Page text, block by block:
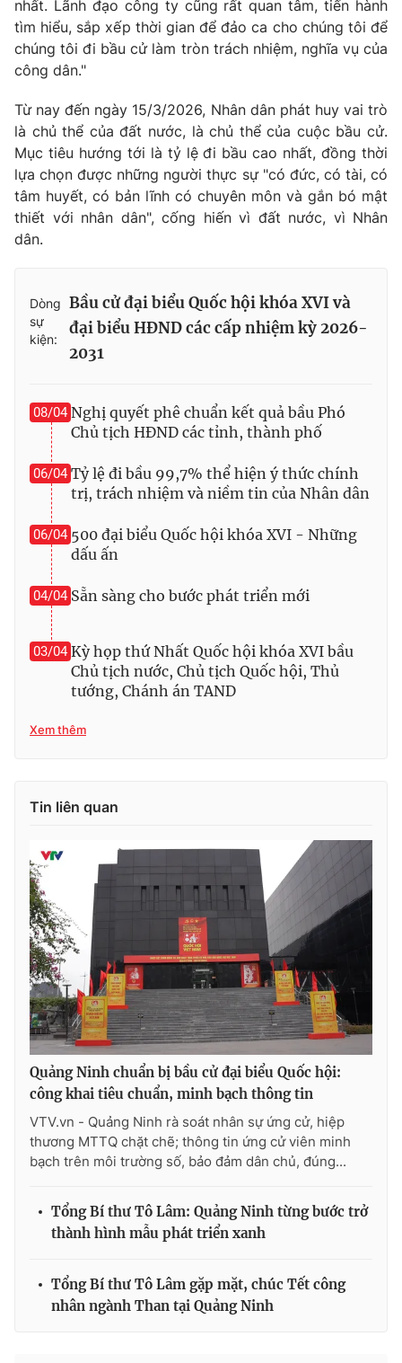
nhất. Lãnh đạo công ty cũng rất quan tâm, tiến hành
tìm hiểu, sắp xếp thời gian để đảo ca cho chúng tôi để
chúng tôi đi bầu cử làm tròn trách nhiệm, nghĩa vụ của
công dân."
Từ nay đến ngày 15/3/2026, Nhân dân phát huy vai trò
là chủ thể của đất nước, là chủ thể của cuộc bầu cử.
Mục tiêu hướng tới là tỷ lệ đi bầu cao nhất, đồng thời
lựa chọn được những người thực sự "có đức, có tài, có
tâm huyết, có bản lĩnh có chuyên môn và gắn bó mật
thiết với nhân dân", cống hiến vì đất nước, vì Nhân
dân.
Dòng
sự
kiện:
Bầu cử đại biểu Quốc hội khóa XVI và
đại biểu HĐND các cấp nhiệm kỳ 2026-
2031
08/04 Nghị quyết phê chuẩn kết quả bầu Phó
Chủ tịch HĐND các tỉnh, thành phố
06/04 Tỷ lệ đi bầu 99,7% thể hiện ý thức chính
trị, trách nhiệm và niềm tin của Nhân dân
06/04 500 đại biểu Quốc hội khóa XVI - Những
dấu ấn
04/04 Sẵn sàng cho bước phát triển mới
03/04 Kỳ họp thứ Nhất Quốc hội khóa XVI bầu
Chủ tịch nước, Chủ tịch Quốc hội, Thủ
tướng, Chánh án TAND
Xem thêm
Tin liên quan
Quảng Ninh chuẩn bị bầu cử đại biểu Quốc hội:
công khai tiêu chuẩn, minh bạch thông tin
VTV.vn - Quảng Ninh rà soát nhân sự ứng cử, hiệp
thương MTTQ chặt chẽ; thông tin ứng cử viên minh
bạch trên môi trường số, bảo đảm dân chủ, đúng...
Tổng Bí thư Tô Lâm: Quảng Ninh từng bước trở
thành hình mẫu phát triển xanh
Tổng Bí thư Tô Lâm gặp mặt, chúc Tết công
nhân ngành Than tại Quảng Ninh